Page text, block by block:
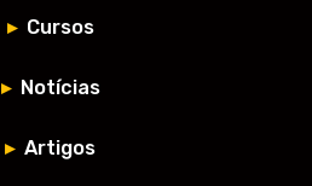
Cursos
Notícias
Artigos